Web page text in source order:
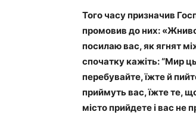
Того часу призначив
промовив до них: «Жниво
посилаю вас, як ягнят
спочатку кажіть: “Мир
перебувайте, їжте й
приймуть вас, їжте те,
місто прийдете і вас не